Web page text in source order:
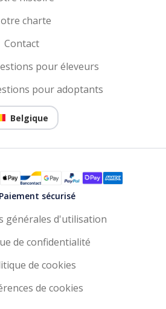
charte
Contact
pour éleveurs
pour adoptants
Belgique
Paiement sécurisé
générales d'utilisation
de confidentialité
de cookies
de cookies